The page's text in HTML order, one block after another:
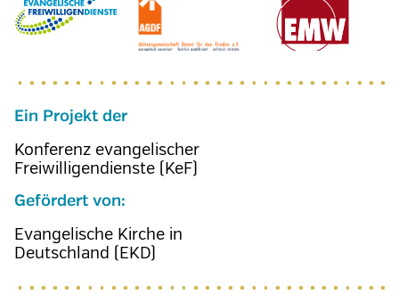
Ein Projekt der
Konferenz evangelischer
Freiwilligendienste (KeF)
Gefördert von:
Evangelische Kirche in
Deutschland (EKD)